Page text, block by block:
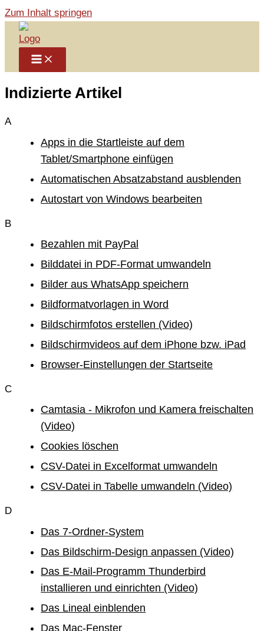
Zum Inhalt springen
Indizierte Artikel
A
Apps in die Startleiste auf dem
Tablet/Smartphone einfügen
Automatischen Absatzabstand ausblenden
Autostart von Windows bearbeiten
B
Bezahlen mit PayPal
Bilddatei in PDF-Format umwandeln
Bilder aus WhatsApp speichern
Bildformatvorlagen in Word
Bildschirmfotos erstellen (Video)
Bildschirmvideos auf dem iPhone bzw. iPad
Browser-Einstellungen der Startseite
C
Camtasia - Mikrofon und Kamera freischalten
(Video)
Cookies löschen
CSV-Datei in Excelformat umwandeln
CSV-Datei in Tabelle umwandeln (Video)
D
Das 7-Ordner-System
Das Bildschirm-Design anpassen (Video)
Das E-Mail-Programm Thunderbird
installieren und einrichten (Video)
Das Lineal einblenden
Das Mac-Fenster